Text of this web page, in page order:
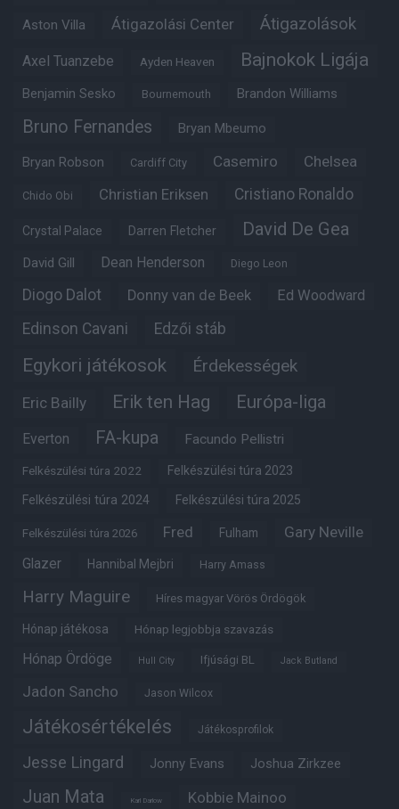
Aston Villa Átigazolási Center Átigazolások
Axel Tuanzebe Ayden Heaven Bajnokok Ligája
Benjamin Sesko Bournemouth Brandon Williams
Bruno Fernandes Bryan Mbeumo
Bryan Robson Cardiff City Casemiro Chelsea
Chido Obi Christian Eriksen Cristiano Ronaldo
Crystal Palace Darren Fletcher David De Gea
David Gill Dean Henderson Diego Leon
Diogo Dalot Donny van de Beek Ed Woodward
Edinson Cavani Edzői stáb
Egykori játékosok Érdekességek
Eric Bailly Erik ten Hag Európa-liga
Everton FA-kupa Facundo Pellistri
Felkészülési túra 2022 Felkészülési túra 2023
Felkészülési túra 2024 Felkészülési túra 2025
Felkészülési túra 2026 Fred Fulham Gary Neville
Glazer Hannibal Mejbri Harry Amass
Harry Maguire Híres magyar Vörös Ördögök
Hónap játékosa Hónap legjobbja szavazás
Hónap Ördöge Hull City Ifjúsági BL Jack Butland
Jadon Sancho Jason Wilcox
Játékosértékelés Játékosprofilok
Jesse Lingard Jonny Evans Joshua Zirkzee
Juan Mata Karl Darlow Kobbie Mainoo